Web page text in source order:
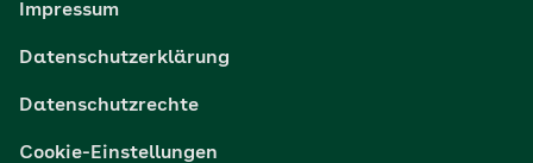
Wohlbefinden
Impressum
Datenschutzerklärung
Datenschutzrechte
Cookie-Einstellungen